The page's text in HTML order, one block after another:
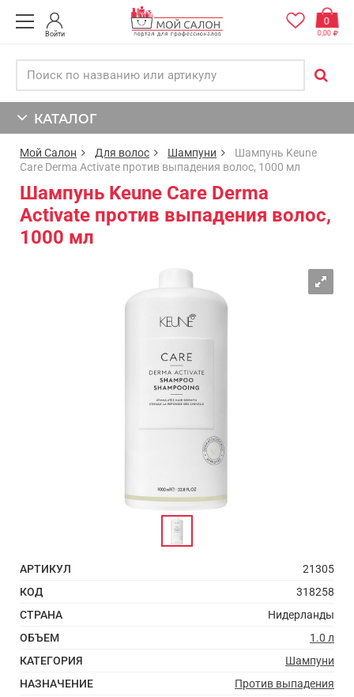
Войти
0
0,00
КАТАЛОГ
Мой Салон Для волос Шампуни
Шампунь Keune
Care Derma Activate против выпадения волос, 1000 мл
Шампунь Keune Care Derma
Activate против выпадения волос,
1000 мл
АРТИКУЛ
21305
КОД
318258
СТРАНА
Нидерланды
ОБЪЕМ
1.0 л
КАТЕГОРИЯ
Шампуни
НАЗНАЧЕНИЕ
Против выпадения